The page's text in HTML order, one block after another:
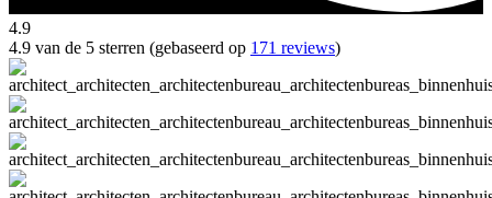
4.9
4.9 van de 5 sterren (gebaseerd op 171 reviews)